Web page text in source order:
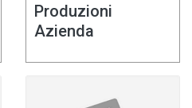
Produzioni
Azienda